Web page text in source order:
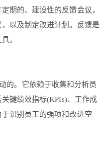
期的、建设性的反馈会议，
以及制定改进计划。反馈是
。
的。它依赖于收集和分析员
键绩效指标(KPIs)、工作成
识别员工的强项和改进空